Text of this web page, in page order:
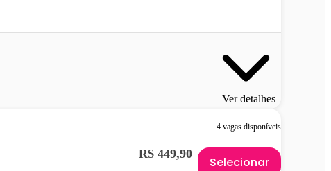
Ver detalhes
4 vagas disponíveis
R$ 449,90
Selecionar